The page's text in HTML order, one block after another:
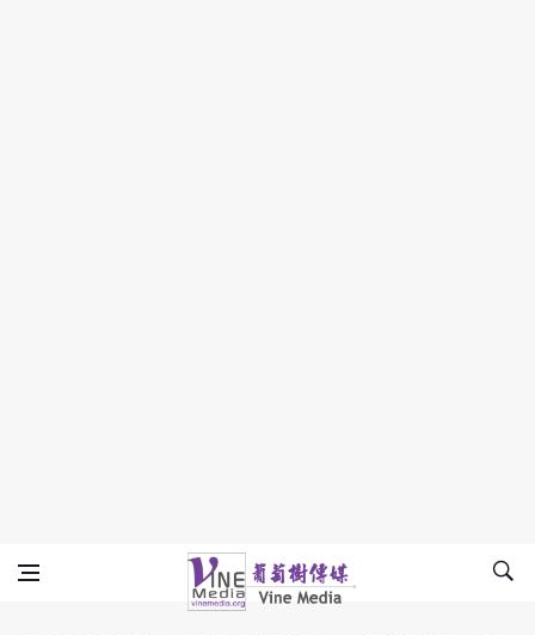
男兒當自強 |「家庭復興」 系列 第二集
Vine Media
葡萄樹傳媒